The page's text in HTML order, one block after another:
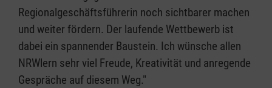
Regionalgeschäftsführerin noch sichtbarer machen
und weiter fördern. Der laufende Wettbewerb ist
dabei ein spannender Baustein. Ich wünsche allen
NRWlern sehr viel Freude, Kreativität und anregende
Gespräche auf diesem Weg."